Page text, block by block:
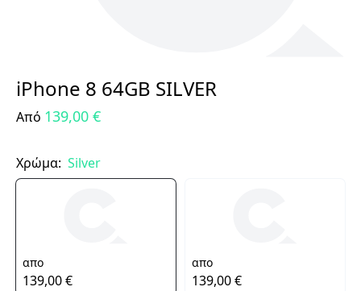
iPhone 8 64GB SILVER
Από 139,00 €
Χρώμα: Silver
απο
139,00 €
απο
139,00 €